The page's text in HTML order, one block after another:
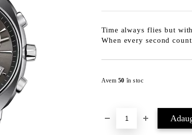
Time always flies but
When every second
Avem 50 în stoc